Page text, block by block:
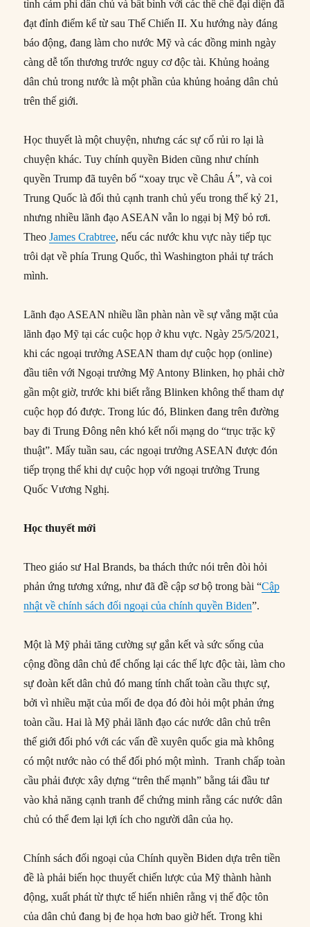
tình cảm phi dân chủ và bất bình với các thể chế đại diện đã
đạt đỉnh điểm kể từ sau Thế Chiến II. Xu hướng này đáng
báo động, đang làm cho nước Mỹ và các đồng minh ngày
càng dễ tổn thương trước nguy cơ độc tài. Khủng hoảng
dân chủ trong nước là một phần của khủng hoảng dân chủ
trên thế giới.
Học thuyết là một chuyện, nhưng các sự cố rủi ro lại là
chuyện khác. Tuy chính quyền Biden cũng như chính
quyền Trump đã tuyên bố “xoay trục về Châu Á”, và coi
Trung Quốc là đối thủ cạnh tranh chủ yếu trong thế kỷ 21,
nhưng nhiều lãnh đạo ASEAN vẫn lo ngại bị Mỹ bỏ rơi.
TheoJames Crabtree, nếu các nước khu vực này tiếp tục
trôi dạt về phía Trung Quốc, thì Washington phải tự trách
mình.
Lãnh đạo ASEAN nhiều lần phàn nàn về sự vắng mặt của
lãnh đạo Mỹ tại các cuộc họp ở khu vực. Ngày 25/5/2021,
khi các ngoại trưởng ASEAN tham dự cuộc họp (online)
đầu tiên với Ngoại trưởng Mỹ Antony Blinken, họ phải chờ
gần một giờ, trước khi biết rằng Blinken không thể tham dự
cuộc họp đó được. Trong lúc đó, Blinken đang trên đường
bay đi Trung Đông nên khó kết nối mạng do “trục trặc kỹ
thuật”. Mấy tuần sau, các ngoại trưởng ASEAN được đón
tiếp trọng thể khi dự cuộc họp với ngoại trưởng Trung
Quốc Vương Nghị.
Học thuyết mới
Theo giáo sư Hal Brands, ba thách thức nói trên đòi hỏi
phản ứng tương xứng, như đã đề cập sơ bộ trong bài “Cập
nhật về chính sách đối ngoại của chính quyền Biden”.
Một là Mỹ phải tăng cường sự gắn kết và sức sống của
cộng đồng dân chủ để chống lại các thế lực độc tài, làm cho
sự đoàn kết dân chủ đó mang tính chất toàn cầu thực sự,
bởi vì nhiều mặt của mối đe dọa đó đòi hỏi một phản ứng
toàn cầu. Hai là Mỹ phải lãnh đạo các nước dân chủ trên
thế giới đối phó với các vấn đề xuyên quốc gia mà không
có một nước nào có thể đối phó một mình. Tranh chấp toàn
cầu phải được xây dựng “trên thế mạnh” bằng tái đầu tư
vào khả năng cạnh tranh để chứng minh rằng các nước dân
chủ có thể đem lại lợi ích cho người dân của họ.
Chính sách đối ngoại của Chính quyền Biden dựa trên tiền
đề là phải biến học thuyết chiến lược của Mỹ thành hành
động, xuất phát từ thực tế hiển nhiên rằng vị thế độc tôn
của dân chủ đang bị đe họa hơn bao giờ hết. Trong khi